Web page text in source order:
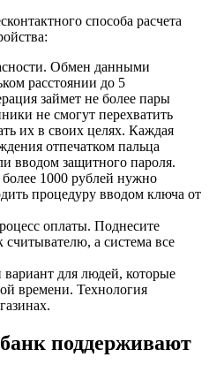
способа расчета
Обмен данными
расстоянии до 5
займет не более пары
не смогут перехватить
их в своих целях. Каждая
отпечатком пальца
вводом защитного пароля.
1000 рублей нужно
процедуру вводом ключа от
оплаты. Поднесите
считывателю, а система все
для людей, которые
времени. Технология
поддерживают